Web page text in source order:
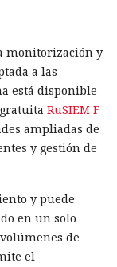
monitorización y
a las
está disponible
RuSIEM F
ampliadas de
y gestión de
y puede
en un solo
de
el